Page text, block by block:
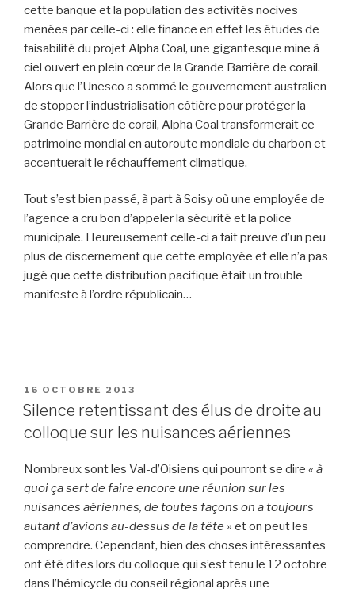
cette banque et la population des activités nocives
menées par celle-ci : elle finance en effet les études de
faisabilité du projet Alpha Coal, une gigantesque mine à
ciel ouvert en plein cœur de la Grande Barrière de corail.
Alors que l’Unesco a sommé le gouvernement australien
de stopper l’industrialisation côtière pour protéger la
Grande Barrière de corail, Alpha Coal transformerait ce
patrimoine mondial en autoroute mondiale du charbon et
accentuerait le réchauffement climatique.
Tout s’est bien passé, à part à Soisy où une employée de
l’agence a cru bon d’appeler la sécurité et la police
municipale. Heureusement celle-ci a fait preuve d’un peu
plus de discernement que cette employée et elle n’a pas
jugé que cette distribution pacifique était un trouble
manifeste à l’ordre républicain…
PUBLIÉ
LE
16 OCTOBRE 2013
Silence retentissant des élus de droite au
colloque sur les nuisances aériennes
Nombreux sont les Val-d’Oisiens qui pourront se dire « à
quoi ça sert de faire encore une réunion sur les
nuisances aériennes, de toutes façons on a toujours
autant d’avions au-dessus de la tête » et on peut les
comprendre. Cependant, bien des choses intéressantes
ont été dites lors du colloque qui s’est tenu le 12 octobre
dans l’hémicycle du conseil régional après une